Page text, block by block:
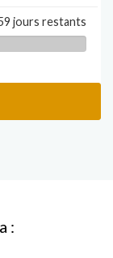
jours restants
: